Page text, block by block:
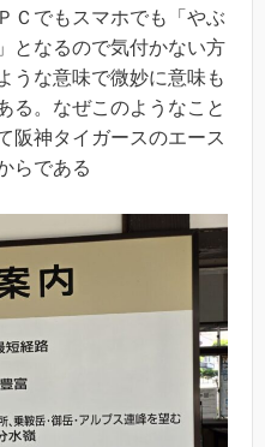
Ｃでもスマホでも「やぶ
となるので気付かない方
うな意味で微妙に意味も
る。なぜこのようなこと
阪神タイガースのエース
らである